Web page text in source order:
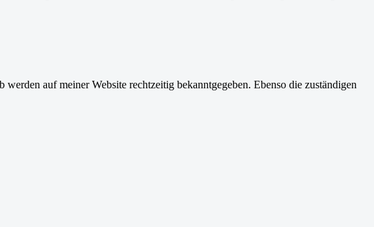
auf meiner Website rechtzeitig bekanntgegeben. Ebenso die zuständigen